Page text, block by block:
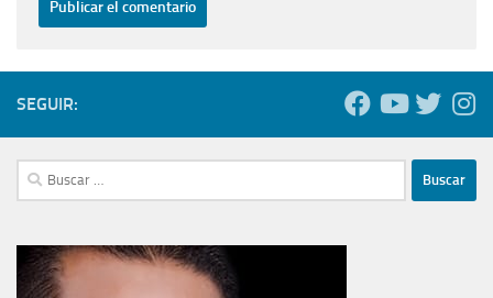
SEGUIR:
Buscar: